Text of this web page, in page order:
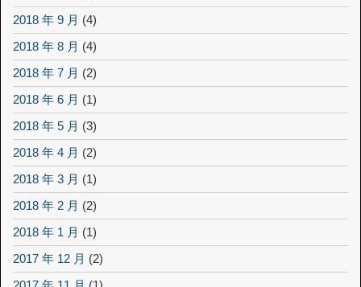
2018 年 9 月 (4)
2018 年 8 月 (4)
2018 年 7 月 (2)
2018 年 6 月 (1)
2018 年 5 月 (3)
2018 年 4 月 (2)
2018 年 3 月 (1)
2018 年 2 月 (2)
2018 年 1 月 (1)
2017 年 12 月 (2)